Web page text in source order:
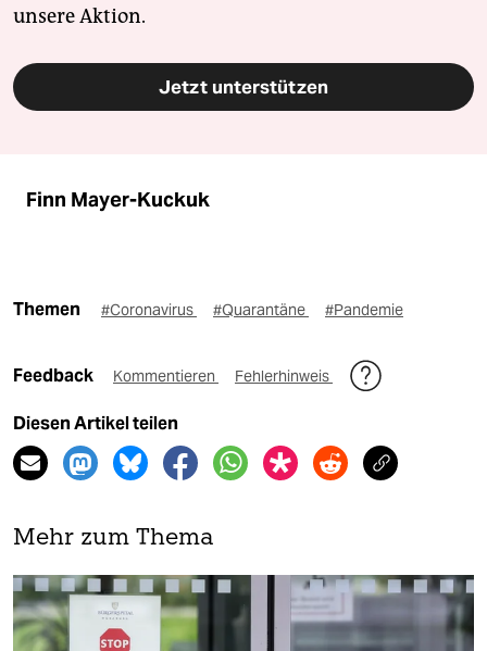
unsere Aktion.
Jetzt unterstützen
Finn Mayer-Kuckuk
Themen #Coronavirus #Quarantäne #Pandemie
Feedback Kommentieren Fehlerhinweis
Diesen Artikel teilen
Mehr zum Thema